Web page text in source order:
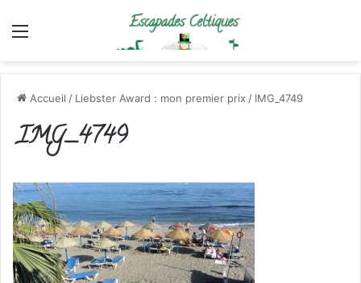
Menu
Accueil / Liebster Award : mon premier prix / IMG_4749
IMG_4749